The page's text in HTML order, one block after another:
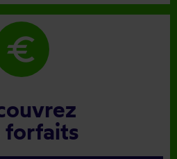
euro
forfaits